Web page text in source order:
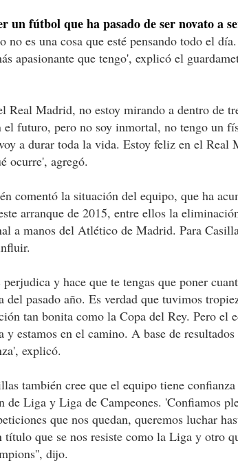
un fútbol que ha pasado de ser novato a
no es una cosa que esté pensando todo el
apasionante que tengo', explicó el
Real Madrid, no estoy mirando a dentro de
el futuro, pero no soy inmortal, no tengo un
a durar toda la vida. Estoy feliz en el Real
ocurre', agregó.
comentó la situación del equipo, que ha
arranque de 2015, entre ellos la
a manos del Atlético de Madrid. Para
y hace que te tengas que poner
del pasado año. Es verdad que tuvimos
tan bonita como la Copa del Rey. Pero el
y estamos en el camino. A base de resultados
explicó.
también cree que el equipo tiene
de Liga y Liga de Campeones. 'Confiamos
que nos quedan, queremos luchar
que se nos resiste como la Liga y otro
dijo.